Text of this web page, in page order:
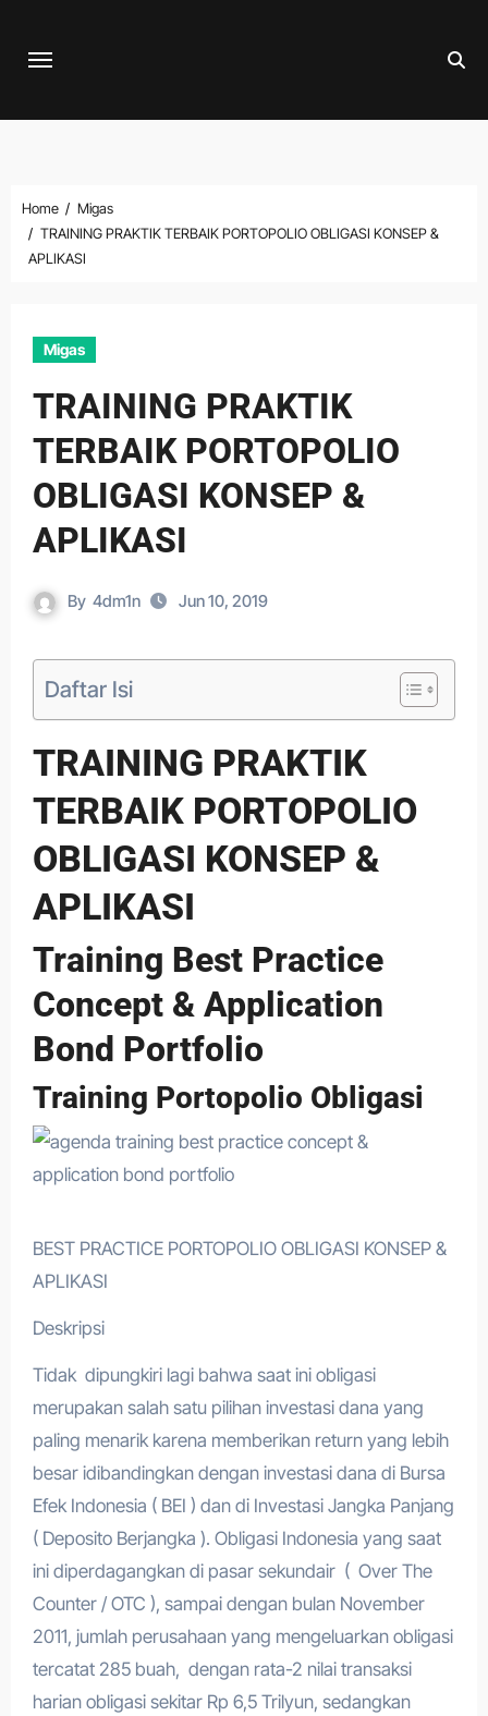
Home
Migas
TRAINING PRAKTIK TERBAIK PORTOPOLIO OBLIGASI KONSEP &
APLIKASI
Migas
TRAINING PRAKTIK
TERBAIK PORTOPOLIO
OBLIGASI KONSEP &
APLIKASI
By 4dm1n Jun 10, 2019
Daftar Isi
TRAINING PRAKTIK
TERBAIK PORTOPOLIO
OBLIGASI KONSEP &
APLIKASI
Training Best Practice
Concept & Application
Bond Portfolio
Training Portopolio Obligasi
BEST PRACTICE PORTOPOLIO OBLIGASI KONSEP &
APLIKASI
Deskripsi
Tidak dipungkiri lagi bahwa saat ini obligasi
merupakan salah satu pilihan investasi dana yang
paling menarik karena memberikan return yang lebih
besar idibandingkan dengan investasi dana di Bursa
Efek Indonesia ( BEI ) dan di Investasi Jangka Panjang
( Deposito Berjangka ). Obligasi Indonesia yang saat
ini diperdagangkan di pasar sekundair ( Over The
Counter / OTC ), sampai dengan bulan November
2011, jumlah perusahaan yang mengeluarkan obligasi
tercatat 285 buah, dengan rata-2 nilai transaksi
harian obligasi sekitar Rp 6,5 Trilyun, sedangkan